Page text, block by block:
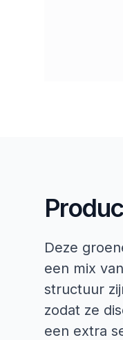
Deze
een mix
structuur
zodat ze
een extra